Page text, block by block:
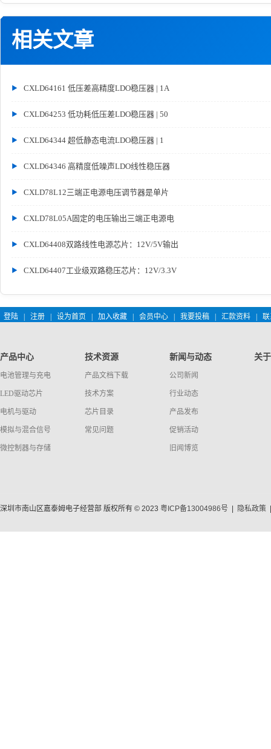
相关文章
CXLD64161 低压差高精度LDO稳压器 | 1A
CXLD64253 低功耗低压差LDO稳压器 | 50
CXLD64344 超低静态电流LDO稳压器 | 1
CXLD64346 高精度低噪声LDO线性稳压器
CXLD78L12三端正电源电压调节器是单片
CXLD78L05A固定的电压输出三端正电源电
CXLD64408双路线性电源芯片：12V/5V输出
CXLD64407工业级双路稳压芯片：12V/3.3V
登陆 注册 设为首页 加入收藏 会员中心 我要投稿 汇款资料
产品中心
电池管理与充电
LED驱动芯片
电机与驱动
模拟与混合信号
微控制器与存储
技术资源
产品文档下载
技术方案
芯片目录
常见问题
新闻与动态
公司新闻
行业动态
产品发布
促销活动
旧闻博览
关
深圳市南山区嘉泰姆电子经营部 版权所有 © 2023 粤ICP备13004986号 隐私政策